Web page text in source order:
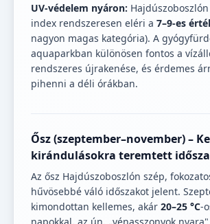
UV-védelem nyáron:
index rendszeresen eléri a 7–9-es
nagyon magas kategória). A
aquaparkban különösen fontos a
rendszeres újrakenése, és érdemes
pihenni a déli órákban.
Ősz (szeptember–november) –
kirándulásokra teremtett
Az ősz Hajdúszoboszlón szép,
hűvösebbé váló időszakot jelent.
kimondottan kellemes, akár 20–25 °C-